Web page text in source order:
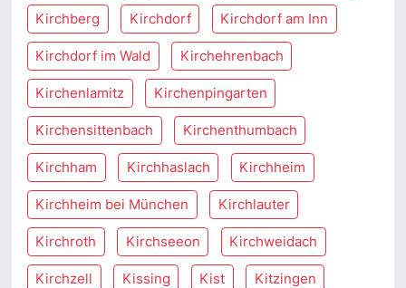
Kirchberg Kirchdorf Kirchdorf am Inn
Kirchdorf im Wald Kirchehrenbach
Kirchenlamitz Kirchenpingarten
Kirchensittenbach Kirchenthumbach
Kirchham Kirchhaslach Kirchheim
Kirchheim bei München Kirchlauter
Kirchroth Kirchseeon Kirchweidach
Kirchzell Kissing Kist Kitzingen